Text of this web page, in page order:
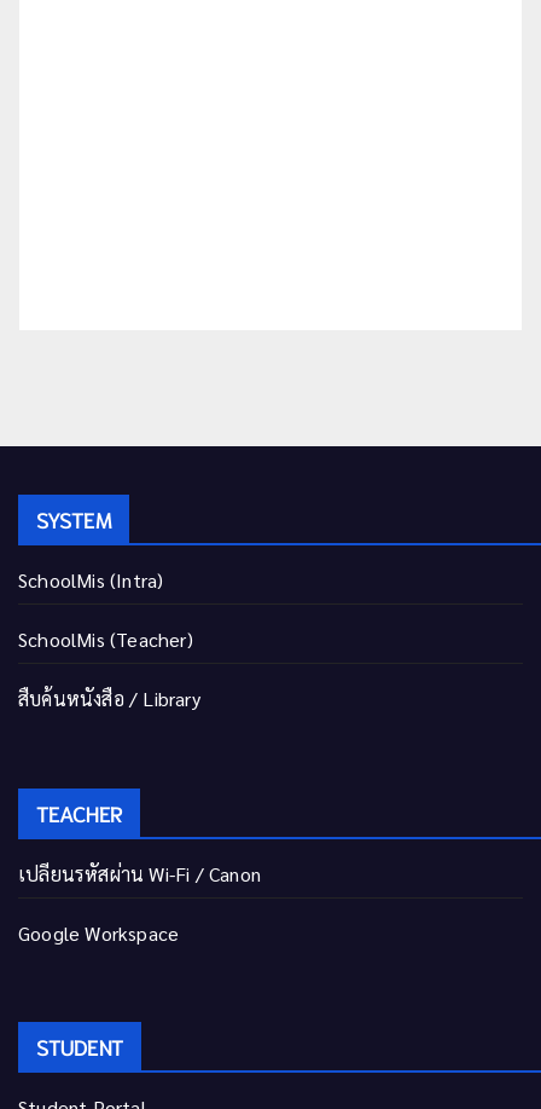
SYSTEM
SchoolMis (Intra)
SchoolMis (Teacher)
สืบค้นหนังสือ / Library
TEACHER
เปลี่ยนรหัสผ่าน Wi-Fi / Canon
Google Workspace
STUDENT